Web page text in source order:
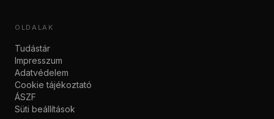
OLDALAK
Tudástár
Impresszum
Adatvédelem
Cookie tájékoztató
ÁSZF
Süti beállítások